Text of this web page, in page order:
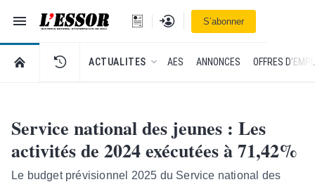
Navigation
L'Essor - retour à la une
Se connecterS’abonner
RETOUR À LA PAGE D’ACCUEIL DE L'ESSOR
ACTUALITES AES ANNONCES OFFRES
Service national des jeunes : Les
activités de 2024 exécutées à 71,42%
Le budget prévisionnel 2025 du Service national des